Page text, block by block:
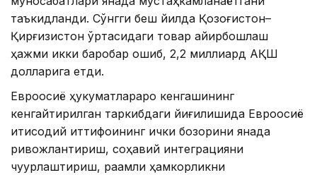
таъкидланди. Сўнгги беш йилда Қозоғистон–
Қирғизистон ўртасидаги товар айирбошлаш
ҳажми икки баробар ошиб, 2,2 миллиард АҚШ
долларига етди.
Евроосиё ҳукуматлараро кенгашининг
кенгайтирилган таркибдаги йиғилишида Евроосиё
иқтисодий иттифоқининг ички бозорини янада
ривожлантириш, соҳавий интеграцияни
чуқурлаштириш, рақамли ҳамкорликни